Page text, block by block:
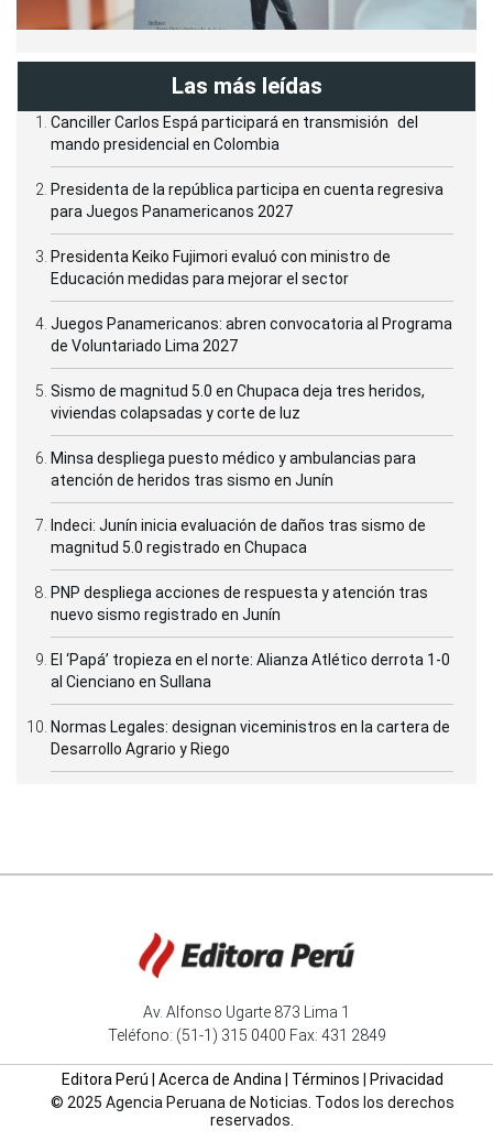
Las más leídas
Canciller Carlos Espá participará en transmisión del
mando presidencial en Colombia
Presidenta de la república participa en cuenta regresiva
para Juegos Panamericanos 2027
Presidenta Keiko Fujimori evaluó con ministro de
Educación medidas para mejorar el sector
Juegos Panamericanos: abren convocatoria al Programa
de Voluntariado Lima 2027
Sismo de magnitud 5.0 en Chupaca deja tres heridos,
viviendas colapsadas y corte de luz
Minsa despliega puesto médico y ambulancias para
atención de heridos tras sismo en Junín
Indeci: Junín inicia evaluación de daños tras sismo de
magnitud 5.0 registrado en Chupaca
PNP despliega acciones de respuesta y atención tras
nuevo sismo registrado en Junín
El ‘Papá’ tropieza en el norte: Alianza Atlético derrota 1-0
al Cienciano en Sullana
Normas Legales: designan viceministros en la cartera de
Desarrollo Agrario y Riego
Av. Alfonso Ugarte 873 Lima 1
Teléfono: (51-1) 315 0400 Fax: 431 2849
Editora Perú Acerca de Andina Términos
Privacidad
© 2025 Agencia Peruana de Noticias. Todos los derechos
reservados.